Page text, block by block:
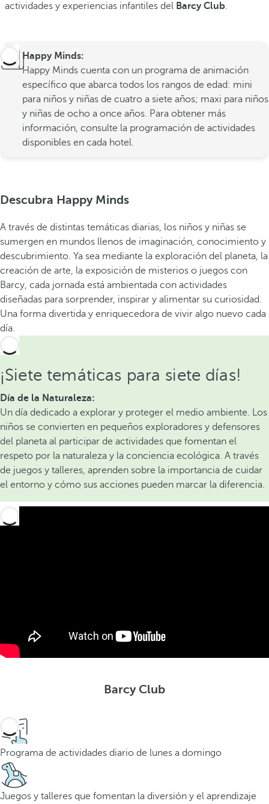
actividades y experiencias infantiles del Barcy Club.
Happy Minds:
Happy Minds cuenta con un programa de animación
específico que abarca todos los rangos de edad: mini
para niños y niñas de cuatro a siete años; maxi para niños
y niñas de ocho a once años. Para obtener más
información, consulte la programación de actividades
disponibles en cada hotel.
Descubra Happy Minds
A través de distintas temáticas diarias, los niños y niñas se
sumergen en mundos llenos de imaginación, conocimiento y
descubrimiento. Ya sea mediante la exploración del planeta, la
creación de arte, la exposición de misterios o juegos con
Barcy, cada jornada está ambientada con actividades
diseñadas para sorprender, inspirar y alimentar su curiosidad.
Una forma divertida y enriquecedora de vivir algo nuevo cada
día.
¡Siete temáticas para siete días!
Día de la Naturaleza:
Un día dedicado a explorar y proteger el medio ambiente. Los
niños se convierten en pequeños exploradores y defensores
del planeta al participar de actividades que fomentan el
respeto por la naturaleza y la conciencia ecológica. A través
de juegos y talleres, aprenden sobre la importancia de cuidar
el entorno y cómo sus acciones pueden marcar la diferencia.
Barcy Club
Programa de actividades diario de lunes a domingo
Juegos y talleres que fomentan la diversión y el aprendizaje